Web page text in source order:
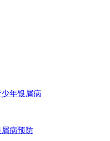
少年银屑病
屑病预防